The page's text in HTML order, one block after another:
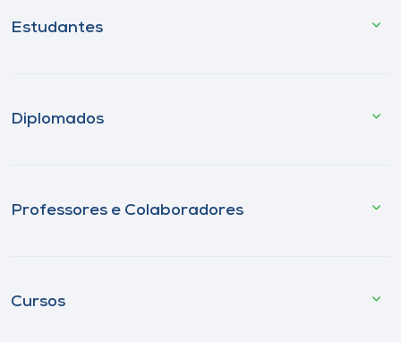
Estudantes
Diplomados
Professores e Colaboradores
Cursos